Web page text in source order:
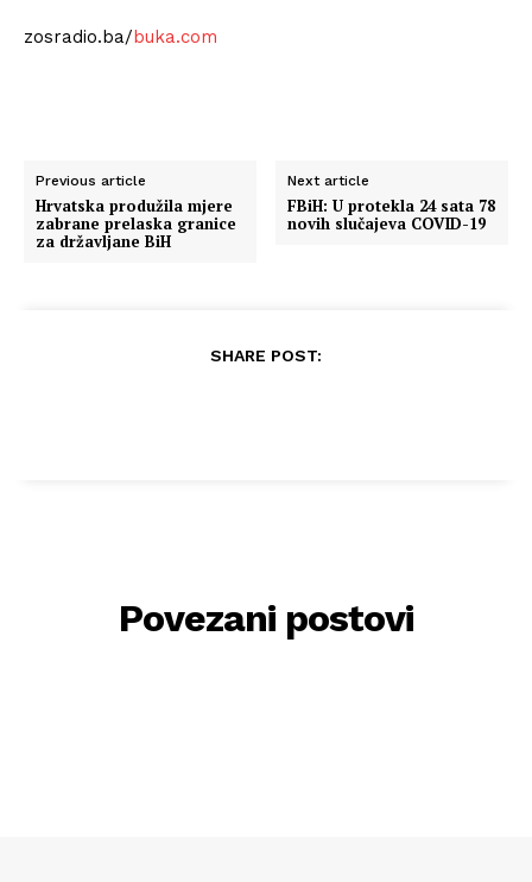
zosradio.ba/buka.com
Previous article
Hrvatska produžila mjere
zabrane prelaska granice
za državljane BiH
Next article
FBiH: U protekla 24 sata 78
novih slučajeva COVID-19
SHARE POST:
Povezani postovi